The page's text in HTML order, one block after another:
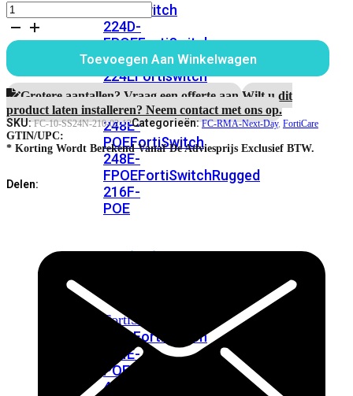
FortiSwitch
224D-
FPOEFortiSwitch
248DFortiSwitch
224EFortiswitch
224E-
POEFortiSwitch
248E-
POEFortiSwitch
248E-
FPOEFortiSwitchRugged
216F-
POE
FortiSwitch
FortiSwitch
424EFortiSwitch
424E-
POEFortiSwitch
424E-
FortiSwitch-
SASE-
1
Jaar
Next
Calendar
Day
Delivery
Priority
RMA
aantal
Toevoegen Aan Winkelwagen
Grotere aantallen? Vraag een offerte aan.Wilt u dit
product laten installeren? Neem contact met ons op.
SKU:FC-10-SS24N-210-02-12Categorieën:FC-RMA-Next-Day, FortiCare
GTIN/UPC:
* Korting Wordt Berekend Vanaf De Adviesprijs Exclusief BTW.
Delen: